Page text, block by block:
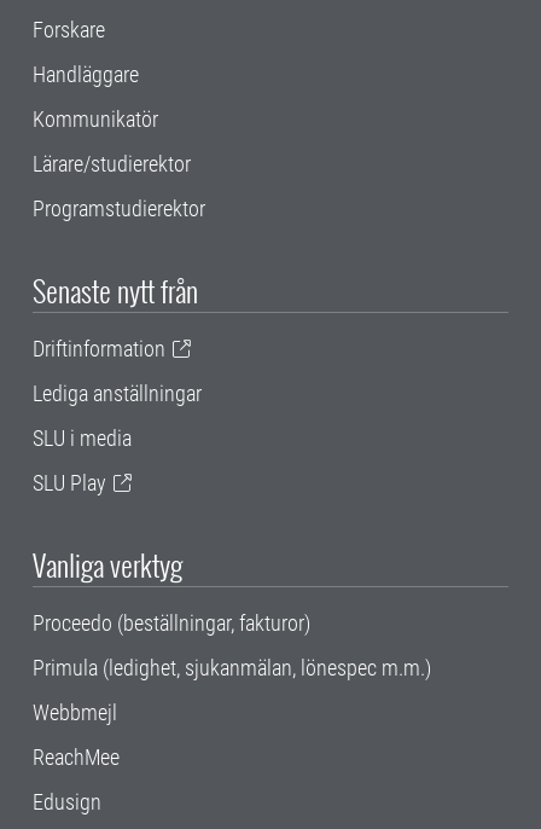
Forskare
Handläggare
Kommunikatör
Lärare/studierektor
Programstudierektor
Senaste nytt från
Driftinformation
Lediga anställningar
SLU i media
SLU Play
Vanliga verktyg
Proceedo (beställningar, fakturor)
Primula (ledighet, sjukanmälan, lönespec m.m.)
Webbmejl
ReachMee
Edusign